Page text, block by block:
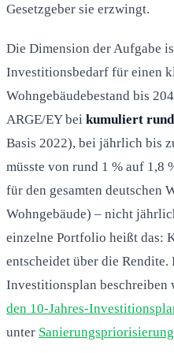
Gesetzgeber sie erzwingt.
Die Dimension der Aufgabe
Investitionsbedarf für einen
Wohngebäudebestand bis
ARGE/EY bei kumuliert
Basis 2022), bei jährlich bis
müsste von rund 1 % auf 1,8
für den gesamten deutschen
Wohngebäude) – nicht
einzelne Portfolio heißt das:
entscheidet über die
Investitionsplan beschreiben
den 10-Jahres-
unter